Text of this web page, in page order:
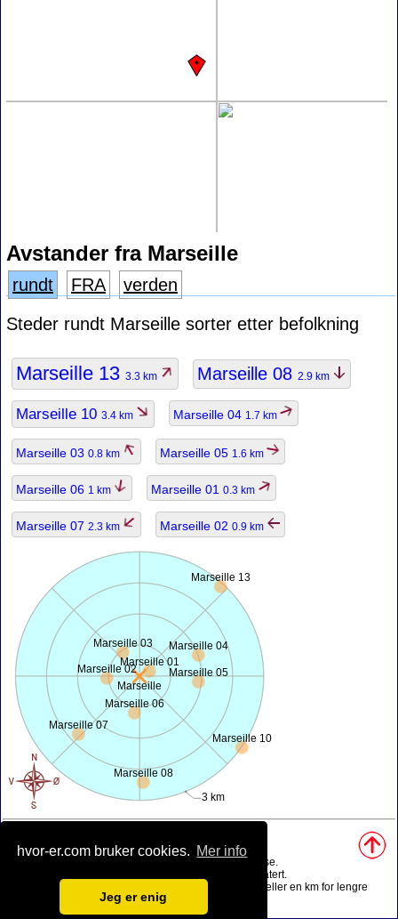
hvor-er.com bruker cookies. Mer info
Jeg er enig
Avstander fra Marseille
rundt FRA
verden
Steder rundt Marseille sorter etter befolkning
Marseille 13 3.3 km Marseille 08 2.9 km
Marseille 10 3.4 km Marseille 04 1.7 km
Marseille 03 0.8 km Marseille 05 1.6 km
Marseille 06 1 km Marseille 01 0.3 km
Marseille 07 2.3 km Marseille 02 0.9 km
Marseille
3 km
Marseille 13
Marseille 08
Marseille 10
Marseille 04
Marseille 03
Marseille 05
Marseille 06
Marseille 01
Marseille 07
Marseille 02
• Kart bli ferdig ved hjelp avopenstreetmap.org.
www.geonames.orgdatabase.
• Befolknings data er bare ca verdi, kan det være utdatert.
• Avstand i luftlinjes beregning er avrundet til 0.1 km (eller en km for lengre